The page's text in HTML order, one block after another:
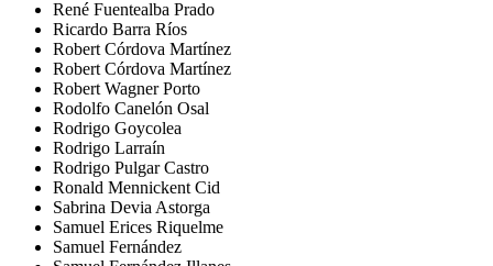
René Fuentealba Prado
Ricardo Barra Ríos
Robert Córdova Martínez
Robert Córdova Martínez
Robert Wagner Porto
Rodolfo Canelón Osal
Rodrigo Goycolea
Rodrigo Larraín
Rodrigo Pulgar Castro
Ronald Mennickent Cid
Sabrina Devia Astorga
Samuel Erices Riquelme
Samuel Fernández